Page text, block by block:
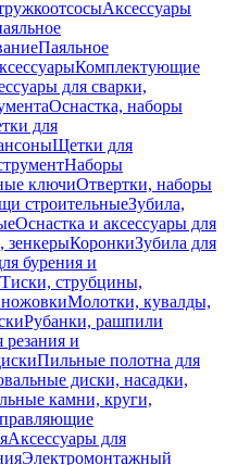
Аксессуары
Паяльное
Комплектующие
для сварки,
Оснастка, наборы
для
Щетки для
Наборы
ключиОтвертки, наборы
строительныеЗубила,
Оснастка и аксессуары для
зенкерыКоронкиЗубила для
бурения и
Тиски, струбцины,
Молотки, кувалды,
Рубанки, рашпили
резания и
Пильные полотна для
диски, насадки,
камни, круги,
Аксессуары для
Электромонтажный